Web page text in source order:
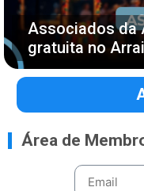
Associados da
gratuita no
Área de